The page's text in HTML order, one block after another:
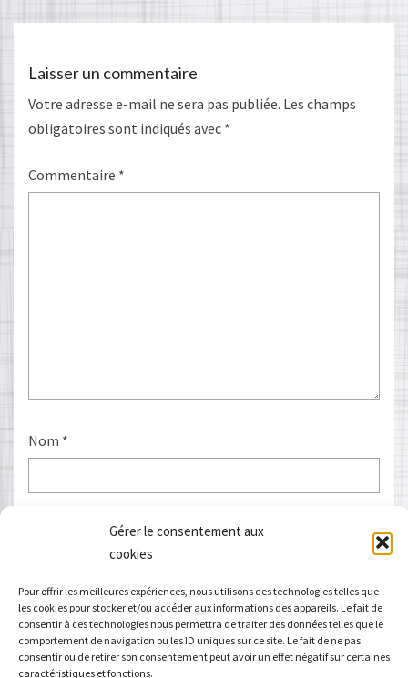
Gérer le consentement aux
cookies
Pour offrir les meilleures expériences, nous utilisons des technologies telles que
les cookies pour stocker et/ou accéder aux informations des appareils. Le fait de
consentir à ces technologies nous permettra de traiter des données telles que le
comportement de navigation ou les ID uniques sur ce site. Le fait de ne pas
consentir ou de retirer son consentement peut avoir un effet négatif sur certaines
caractéristiques et fonctions.
Laisser un commentaire
Votre adresse e-mail ne sera pas publiée. Les champs
obligatoires sont indiqués avec *
Commentaire *
Nom *
Site web